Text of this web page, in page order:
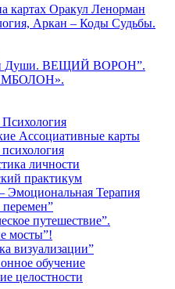
картах Оракул Ленорман
Аркан – Коды Судьбы.
Души. ВЕЩИЙ ВОРОН”.
Психология
Ассоциативные карты
личности
практикум
Эмоциональная Терапия
путешествие”.
мосты”!
визуализации”
обучение
целостности